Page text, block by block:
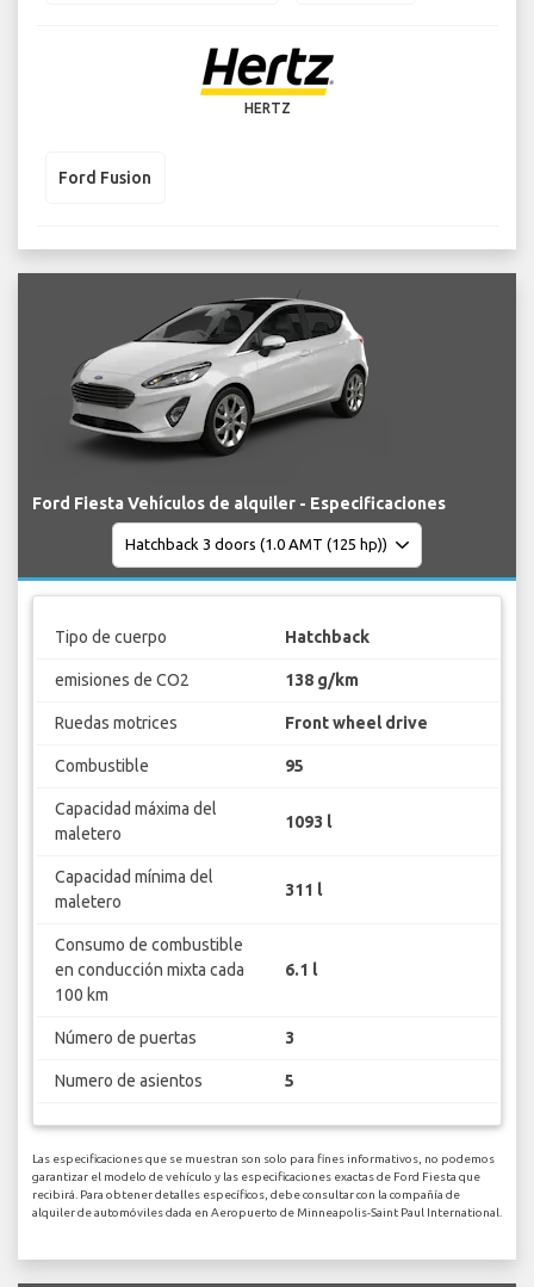
HERTZ
Ford Fusion
Ford Fiesta Vehículos de alquiler - Especificaciones
Tipo de cuerpo Hatchback
emisiones de CO2 138 g/km
Ruedas motrices Front wheel drive
Combustible 95
Capacidad máxima del
maletero
1093 l
Capacidad mínima del
maletero
311 l
Consumo de combustible
en conducción mixta cada
100 km
6.1 l
Número de puertas 3
Numero de asientos 5
Las especificaciones que se muestran son solo para fines informativos, no podemos
garantizar el modelo de vehículo y las especificaciones exactas de Ford Fiesta que
recibirá. Para obtener detalles específicos, debe consultar con la compañía de
alquiler de automóviles dada en Aeropuerto de Minneapolis-Saint Paul International.